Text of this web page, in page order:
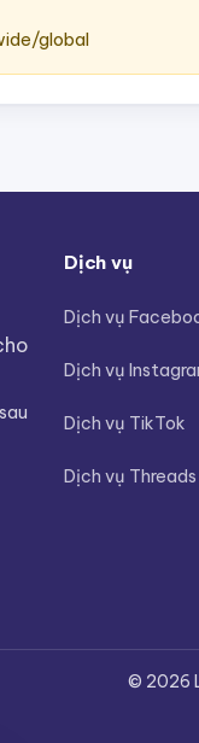
global
Dịch vụ
Dịch vụ
Dịch vụ
Dịch vụ TikTok
Dịch vụ Threads
© 2026